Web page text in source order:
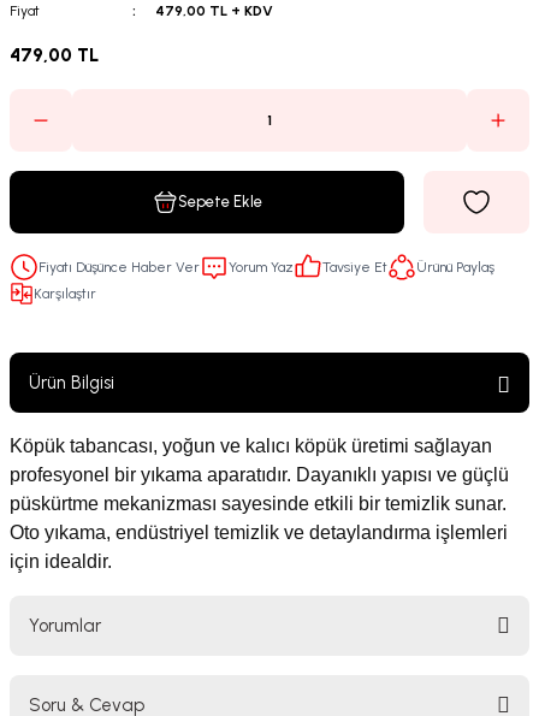
Fiyat
479,00 TL + KDV
479,00 TL
Sepete Ekle
Fiyatı Düşünce Haber Ver Yorum Yaz Tavsiye Et
Ürünü Paylaş
Karşılaştır
Ürün Bilgisi
Köpük tabancası, yoğun ve kalıcı köpük üretimi sağlayan
profesyonel bir yıkama aparatıdır. Dayanıklı yapısı ve güçlü
püskürtme mekanizması sayesinde etkili bir temizlik sunar.
Oto yıkama, endüstriyel temizlik ve detaylandırma işlemleri
için idealdir.
Yorumlar
Soru & Cevap